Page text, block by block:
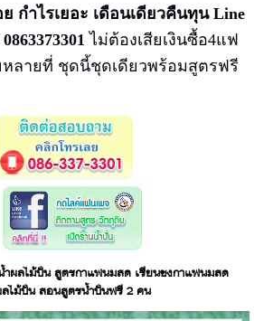
กำไรเยอะ เดือนเดียวคืนทุน Line
ไม่ต้องเสียเงินซื้อ4แฟ
หลายที่ ชุดนี้ชุดเดียวพร้อมสูตรฟรี
ผลไม้ปั่น สูตรกาแฟนมสด เรียนชงกาแฟนมสด
ไม้ปั่น สอนสูตรน้ำปั่นฟรี 2 คน